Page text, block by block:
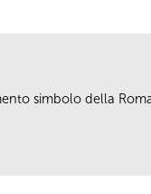
simbolo della